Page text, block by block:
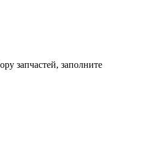
запчастей, заполните